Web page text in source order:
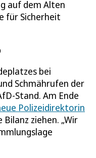
auf dem Alten
für Sicherheit
bei
Schmährufen der
Stand. Am Ende
Polizeidirektorin
ziehen. „Wir